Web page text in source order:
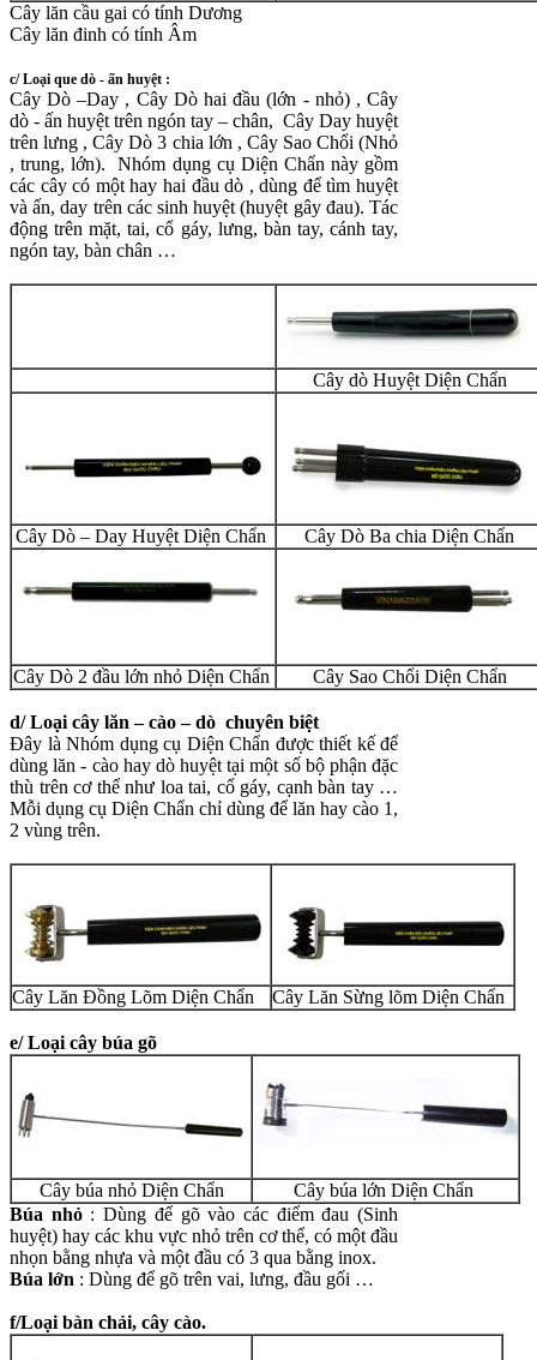
Cây lăn cầu gai có tính Dương
Cây lăn đinh có tính Âm
c/ Loại que dò - ấn huyệt :
Cây Dò –Day , Cây Dò hai đầu (lớn - nhỏ) , Cây
dò - ấn huyệt trên ngón tay – chân, Cây Day huyệt
trên lưng , Cây Dò 3 chia lớn , Cây Sao Chổi (Nhỏ
, trung, lớn).
Nhóm dụng cụ Diện Chẩn này gồm
các cây có một hay hai đầu dò , dùng để tìm huyệt
và ấn, day trên các sinh huyệt (huyệt gây đau). Tác
động trên mặt, tai, cổ gáy, lưng, bàn tay, cánh tay,
ngón tay, bàn chân …
Cây dò Huyệt Diện Chẩn
Cây Dò – Day Huyệt Diện Chẩn Cây Dò Ba chia Diện Chẩn
Cây Dò 2 đầu lớn nhỏ Diện Chẩn Cây Sao Chổi Diện Chẩn
d/ Loại cây lăn – cào – dò chuyên biệt
Đây là Nhóm dụng cụ Diện Chẩn được thiết kế để
dùng lăn - cào hay dò huyệt tại một số bộ phận đặc
thù trên cơ thể như loa tai, cổ gáy, cạnh bàn tay …
Mỗi dụng cụ Diện Chẩn chỉ dùng để lăn hay cào 1,
2 vùng trên.
Cây Lăn Đồng Lõm Diện Chẩn Cây Lăn Sừng lõm Diện Chẩn
e/ Loại cây búa gõ
Cây búa nhỏ Diện Chẩn Cây búa lớn Diện Chẩn
Búa nhỏ : Dùng để gõ vào các điểm đau (Sinh
huyệt) hay các khu vực nhỏ trên cơ thể, có một đầu
nhọn bằng nhựa và một đầu có 3 qua bằng inox.
Búa lớn : Dùng để gõ trên vai, lưng, đầu gối …
f/Loại bàn chải, cây cào.